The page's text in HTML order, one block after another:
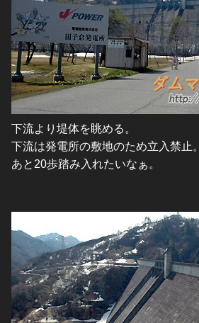
下流より堤体を眺める。
下流は発電所の敷地のため立入禁止。
あと20歩踏み入れたいなぁ。